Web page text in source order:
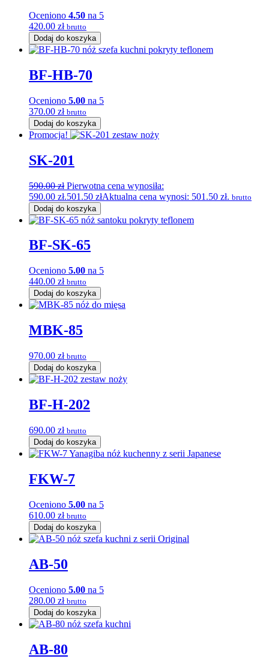
Oceniono 4.50 na 5
420.00 zł brutto
Dodaj do koszyka
BF-HB-70
Oceniono 5.00 na 5
370.00 zł brutto
Dodaj do koszyka
Promocja!
SK-201
590.00zł Pierwotna cena wynosiła:
590.00 zł.501.50 złAktualna cena wynosi: 501.50 zł. brutto
Dodaj do koszyka
BF-SK-65
Oceniono 5.00 na 5
440.00 zł brutto
Dodaj do koszyka
MBK-85
970.00 zł brutto
Dodaj do koszyka
BF-H-202
690.00 zł brutto
Dodaj do koszyka
FKW-7
Oceniono 5.00 na 5
610.00 zł brutto
Dodaj do koszyka
AB-50
Oceniono 5.00 na 5
280.00 zł brutto
Dodaj do koszyka
AB-80